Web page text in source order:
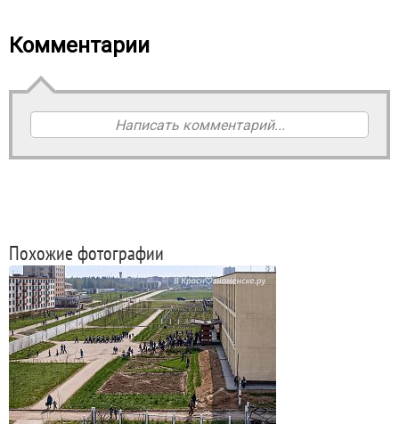
Комментарии
Написать комментарий...
Похожие фотографии